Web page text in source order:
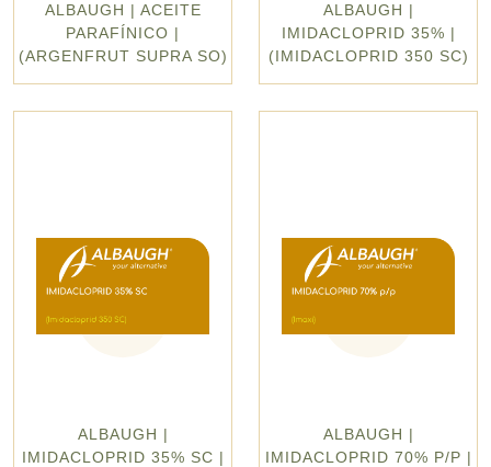
ALBAUGH | ACEITE
PARAFÍNICO |
(ARGENFRUT SUPRA SO)
ALBAUGH |
IMIDACLOPRID 35% |
(IMIDACLOPRID 350 SC)
ALBAUGH |
IMIDACLOPRID 35% SC |
ALBAUGH |
IMIDACLOPRID 70% P/P |